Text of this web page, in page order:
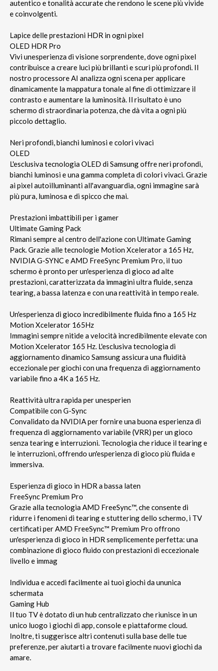
autentico e tonalità accurate che rendono le scene più vivide
e coinvolgenti.
Lapice delle prestazioni HDR in ogni pixel
OLED HDR Pro
Vivi unesperienza di visione sorprendente, dove ogni pixel
contribuisce a creare luci più brillanti e scuri più profondi. Il
nostro processore AI analizza ogni scena per applicare
dinamicamente la mappatura tonale al fine di ottimizzare il
contrasto e aumentare la luminosità. Il risultato è uno
schermo di straordinaria potenza, che dà vita a ogni più
piccolo dettaglio.
Neri profondi, bianchi luminosi e colori vivaci
OLED
L'esclusiva tecnologia OLED di Samsung offre neri profondi,
bianchi luminosi e una gamma completa di colori vivaci. Grazie
ai pixel autoilluminanti all'avanguardia, ogni immagine sarà
più pura, luminosa e di spicco che mai.
Prestazioni imbattibili per i gamer
Ultimate Gaming Pack
Rimani sempre al centro dell'azione con Ultimate Gaming
Pack. Grazie alle tecnologie Motion Xcelerator a 165 Hz,
NVIDIA G-SYNC e AMD FreeSync Premium Pro, il tuo
schermo è pronto per un'esperienza di gioco ad alte
prestazioni, caratterizzata da immagini ultra fluide, senza
tearing, a bassa latenza e con una reattività in tempo reale.
Un'esperienza di gioco incredibilmente fluida fino a 165 Hz
Motion Xcelerator 165Hz
Immagini sempre nitide a velocità incredibilmente elevate con
Motion Xcelerator 165 Hz. L'esclusiva tecnologia di
aggiornamento dinamico Samsung assicura una fluidità
eccezionale per giochi con una frequenza di aggiornamento
variabile fino a 4K a 165 Hz.
Reattività ultra rapida per unesperien
Compatibile con G-Sync
Convalidato da NVIDIA per fornire una buona esperienza di
frequenza di aggiornamento variabile (VRR) per un gioco
senza tearing e interruzioni. Tecnologia che riduce il tearing e
le interruzioni, offrendo un'esperienza di gioco più fluida e
immersiva.
Esperienza di gioco in HDR a bassa laten
FreeSync Premium Pro
Grazie alla tecnologia AMD FreeSync™, che consente di
ridurre i fenomeni di tearing e stuttering dello schermo, i TV
certificati per AMD FreeSync™ Premium Pro offrono
un'esperienza di gioco in HDR semplicemente perfetta: una
combinazione di gioco fluido con prestazioni di eccezionale
livello e immag
Individua e accedi facilmente ai tuoi giochi da ununica
schermata
Gaming Hub
Il tuo TV è dotato di un hub centralizzato che riunisce in un
unico luogo i giochi di app, console e piattaforme cloud.
Inoltre, ti suggerisce altri contenuti sulla base delle tue
preferenze, per aiutarti a trovare facilmente nuovi giochi da
amare.